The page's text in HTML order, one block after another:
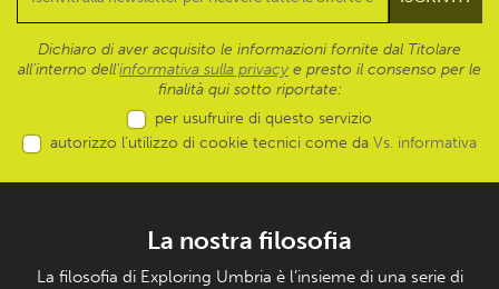
Dichiaro di aver acquisito le informazioni fornite dal Titolare
all’interno dell'informativa sulla privacy e presto il consenso per le
finalità qui sotto riportate:
per usufruire di questo servizio
autorizzo l’utilizzo di cookie tecnici come da Vs. informativa
La nostra filosofia
La filosofia di Exploring Umbria è l’insieme di una serie di